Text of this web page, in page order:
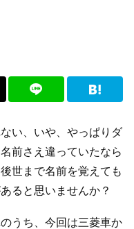
い、いや、やっぱりダ
前さえ違っていたなら
世まで名前を覚えても
ると思いませんか？
うち、今回は三菱車か